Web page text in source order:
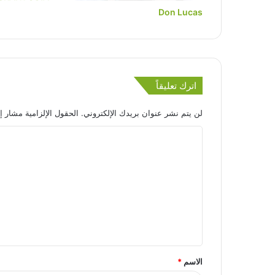
Don Lucas
اترك تعليقاً
لن يتم نشر عنوان بريدك الإلكتروني. الحقول الإلزامية مشار
الاسم *